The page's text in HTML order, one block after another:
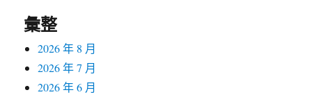
彙整
2026 年 8 月
2026 年 7 月
2026 年 6 月